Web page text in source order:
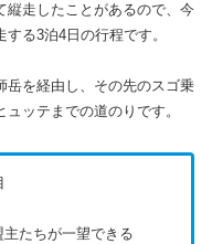
縦走したことがあるので、今
る3泊4日の行程です。
岳を経由し、その先のスゴ乗
ッテまでの道のりです。
主たちが一望できる